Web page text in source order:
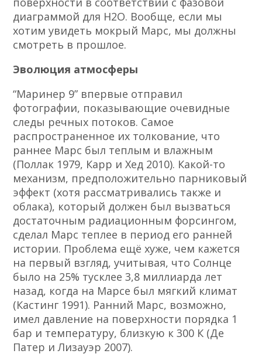
диаграммой для H2O. Вообще, если мы
хотим увидеть мокрый Марс, мы должны
смотреть в прошлое.
Эволюция атмосферы
“Маринер 9” впервые отправил
фотографии, показывающие очевидные
следы речных потоков. Самое
распространенное их толкование, что
раннее Марс был теплым и влажным
(Поллак 1979, Карр и Хед 2010). Какой-то
механизм, предположительно парниковый
эффект (хотя рассматривались также и
облака), который должен был вызваться
достаточным радиационным форсингом,
сделал Марс теплее в период его ранней
истории. Проблема ещё хуже, чем кажется
на первый взгляд, учитывая, что Солнце
было на 25% тусклее 3,8 миллиарда лет
назад, когда на Марсе был мягкий климат
(Кастинг 1991). Ранний Марс, возможно,
имел давление на поверхности порядка 1
бар и температуру, близкую к 300 К (Де
Патер и Лизауэр 2007).